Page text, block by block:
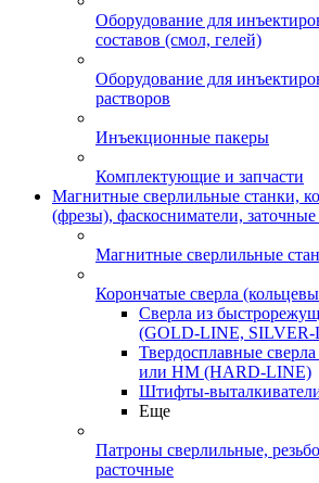
Оборудование для
составов (смол, гелей)
Оборудование для
растворов
Инъекционные пакеры
Комплектующие и запчасти
Магнитные сверлильные станки,
(фрезы), фаскосниматели, заточные
Магнитные сверлильные
Корончатые сверла
Сверла из
(GOLD-LINE,
Твердосплавные
или HM (HARD-LINE)
Штифты-
Еще
Патроны сверлильные,
расточные